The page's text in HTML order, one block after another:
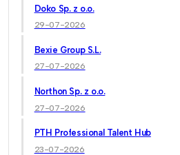
Doko Sp. z o.o.
29-07-2026
Bexie Group S.L.
27-07-2026
Northon Sp. z o.o.
27-07-2026
PTH Professional Talent Hub
23-07-2026